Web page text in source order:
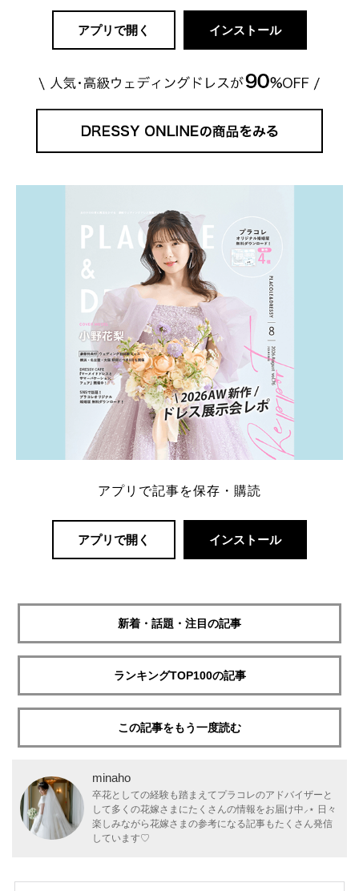
アプリで開く インストール
アプリで記事を保存・購読
アプリで開く インストール
新着・話題・注目の記事
ランキングTOP100の記事
この記事をもう一度読む
minaho
卒花としての経験も踏まえてプラコレのアドバイザーと
して多くの花嫁さまにたくさんの情報をお届け中⸝⋆ 日々
楽しみながら花嫁さまの参考になる記事もたくさん発信
しています♡